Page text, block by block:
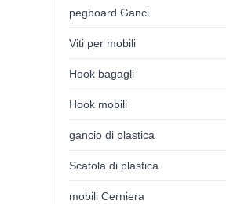
pegboard Ganci
Viti per mobili
Hook bagagli
Hook mobili
gancio di plastica
Scatola di plastica
mobili Cerniera